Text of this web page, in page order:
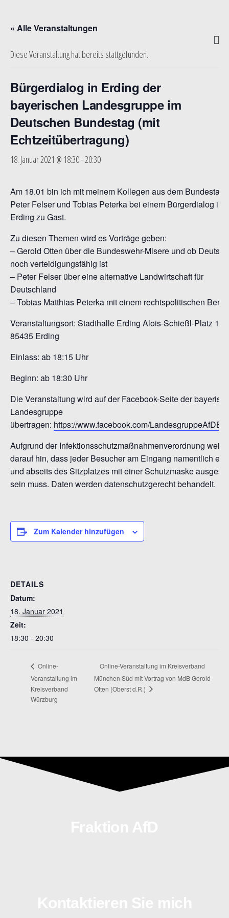
« Alle Veranstaltungen
Diese Veranstaltung hat bereits stattgefunden.
Bürgerdialog in Erding der
bayerischen Landesgruppe im
Deutschen Bundestag (mit
Echtzeitübertragung)
18. Januar 2021 @ 18:30-20:30
Am 18.01 bin ich mit meinem Kollegen aus dem Bundestag
Peter Felser und Tobias Peterka bei einem Bürgerdialog in
Erding zu Gast.
Zu diesen Themen wird es Vorträge geben:
– Gerold Otten über die Bundeswehr-Misere und ob
noch verteidigungsfähig ist
– Peter Felser über eine alternative Landwirtschaft für
Deutschland
– Tobias Matthias Peterka mit einem rechtspolitischen
Veranstaltungsort: Stadthalle Erding Alois-Schießl-Platz 1,
85435 Erding
Einlass: ab 18:15 Uhr
Beginn: ab 18:30 Uhr
Die Veranstaltung wird auf der Facebook-Seite der
Landesgruppe
übertragen: https://www.facebook.com/
Aufgrund der Infektionsschutzmaßnahmenverordnung
darauf hin, dass jeder Besucher am Eingang namentlich
und abseits des Sitzplatzes mit einer Schutzmaske
sein muss. Daten werden datenschutzgerecht behandelt.
Zum Kalender hinzufügen
DETAILS
Datum:
18. Januar 2021
Zeit:
18:30 - 20:30
Online-
Veranstaltung im
Kreisverband
Würzburg
Online-Veranstaltung im Kreisverband
München Süd mit Vortrag von MdB Gerold
Otten (Oberst d.R.)